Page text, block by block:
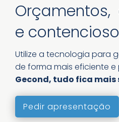
e contencioso
Utilize a tecnologia para
de forma mais eficiente e
Gecond, tudo fica mais
Pedir apresentação